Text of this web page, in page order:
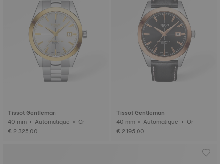
Tissot Gentleman
40 mm • Automatique • Or
€ 2.325,00
Tissot Gentleman
40 mm • Automatique • Or
€ 2.195,00